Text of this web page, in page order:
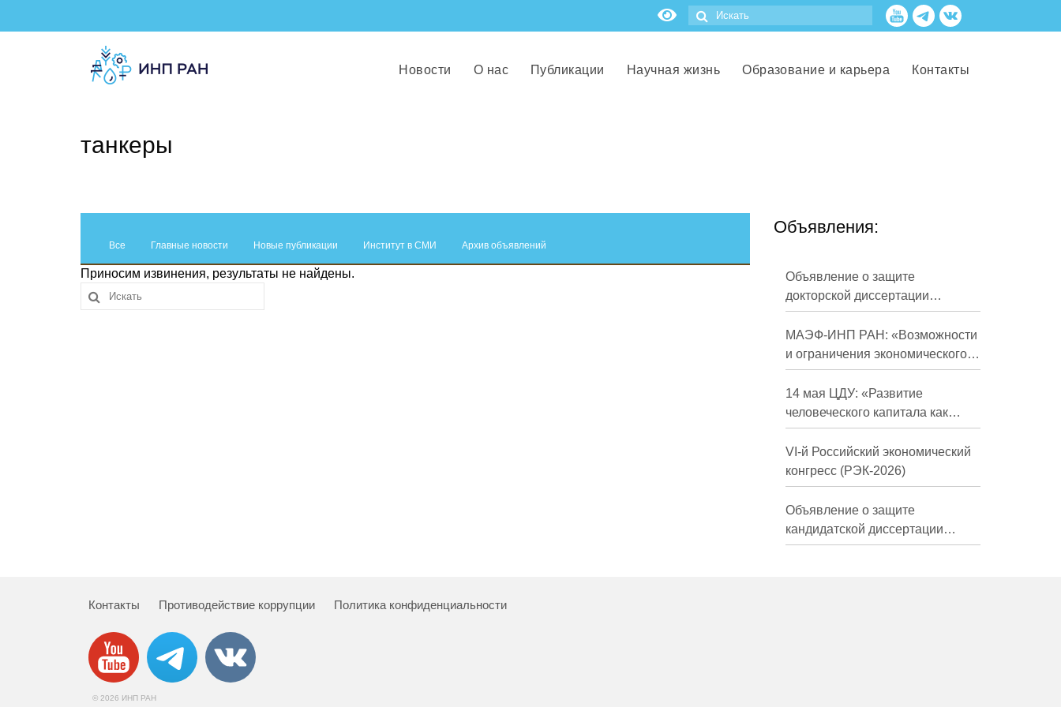
Новости О нас Публикации Научная жизнь Образование и карьера Контакты
танкеры
Все Главные новости Новые публикации Институт в СМИ Архив объявлений
Приносим извинения, результаты не найдены.
Объявления:
Объявление о защите
докторской диссертации
Кузнецова Михаила
Евгеньевича
МАЭФ-ИНП РАН: «Возможности
и ограничения экономического
развития России в средне- и
долгосрочной перспективе»
14 мая ЦДУ: «Развитие
человеческого капитала как
фактор экономического роста»
VI-й Российский экономический
конгресс (РЭК-2026)
Объявление о защите
кандидатской диссертации
Трындиной Николь Сергеевны
Контакты Противодействие коррупции Политика конфиденциальности
© 2026 ИНП РАН